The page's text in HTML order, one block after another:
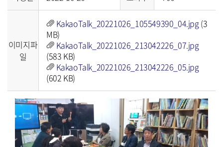
이미지파
일
KakaoTalk_20221026_105549390_04.jpg(3
MB)
KakaoTalk_20221026_213042226_07.jpg
(583 KB)
KakaoTalk_20221026_213042226_05.jpg
(602 KB)